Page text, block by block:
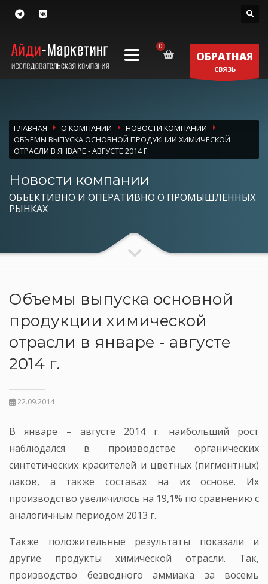
ОБРАТНАЯ
СВЯЗЬ
ГЛАВНАЯ О КОМПАНИИ
НОВОСТИ КОМПАНИИ
ОБЪЕМЫ ВЫПУСКА ОСНОВНОЙ ПРОДУКЦИИ ХИМИЧЕСКОЙ
ОТРАСЛИ В ЯНВАРЕ - АВГУСТЕ 2014 Г.
Новости компании
ОБЪЕКТИВНО И ОПЕРАТИВНО О ПРОМЫШЛЕННЫХ
РЫНКАХ
Объемы выпуска основной
продукции химической
отрасли в январе - августе
2014 г.
22.09.2014
В январе – августе 2014 г. наибольший рост
наблюдался в производстве органических
синтетических красителей и цветных (пигментных)
лаков, а также составах на их основе. Их
производство увеличилось на 19,1% по сравнению с
аналогичным периодом 2013 г.
Также положительные результаты показали и
другие продукты химической отрасли. Так,
производство безводного аммиака за восемь